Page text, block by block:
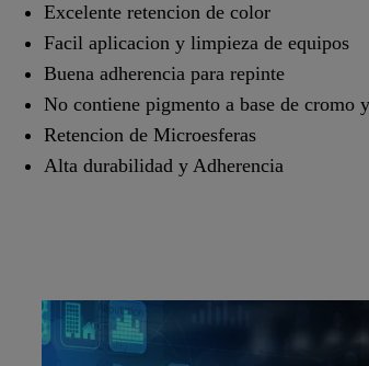
Excelente retencion de color
Facil aplicacion y limpieza de equipos
Buena adherencia para repinte
No contiene pigmento a base de cromo
Retencion de Microesferas
Alta durabilidad y Adherencia